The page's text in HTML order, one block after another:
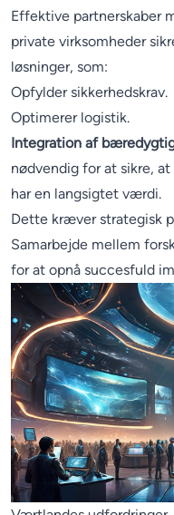
Effektive partnerskaber
private virksomheder
løsninger, som:
Opfylder sikkerhedskrav.
Optimerer logistik.
Integration af
nødvendig for at sikre,
har en langsigtet værdi.
Dette kræver strategisk
Samarbejde mellem
for at opnå succesfuld